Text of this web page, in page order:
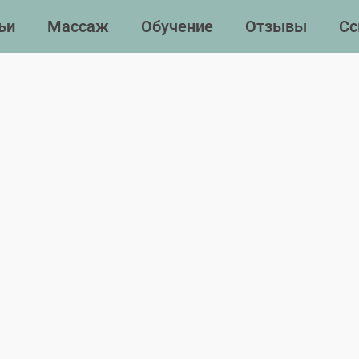
Массаж Обучение Отзывы